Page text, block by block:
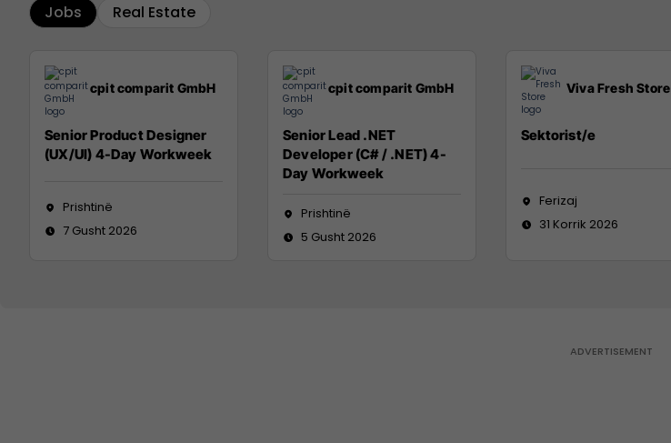
Jobs Real Estate
cpit comparit GmbH
Senior Product Designer
(UX/UI) 4-Day Workweek
Prishtinë
7 Gusht 2026
cpit comparit GmbH
Senior Lead .NET
Developer (C# / .NET) 4-
Day Workweek
Prishtinë
5 Gusht 2026
Viva Fresh Store
Sektorist/e
Ferizaj
31 Korrik 2026